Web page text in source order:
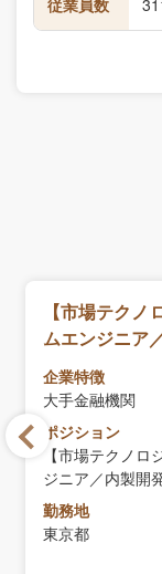
従業員数
【市場テク
ムエンジニア
企業特徴
大手金融機関
ポジション
【市場テクノ
ジニア／内製開
勤務地
東京都